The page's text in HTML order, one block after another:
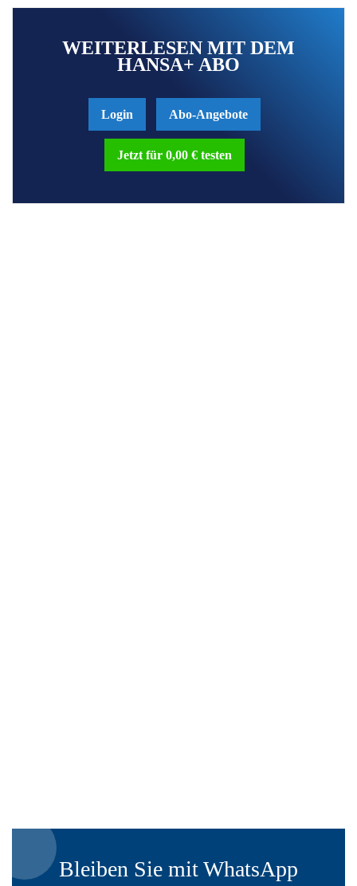
WEITERLESEN MIT DEM
HANSA+ ABO
Login Abo-Angebote
Jetzt für 0,00 € testen
Bleiben Sie mit WhatsApp